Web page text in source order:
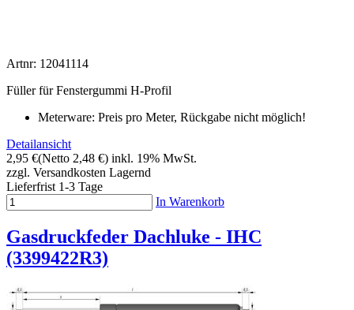
Artnr: 12041114
Füller für Fenstergummi H-Profil
Meterware: Preis pro Meter, Rückgabe nicht möglich!
Detailansicht
2,95 €(Netto 2,48 €) inkl. 19% MwSt.
zzgl. Versandkosten Lagernd
Lieferfrist 1-3 Tage
In Warenkorb
Gasdruckfeder Dachluke - IHC
(3399422R3)